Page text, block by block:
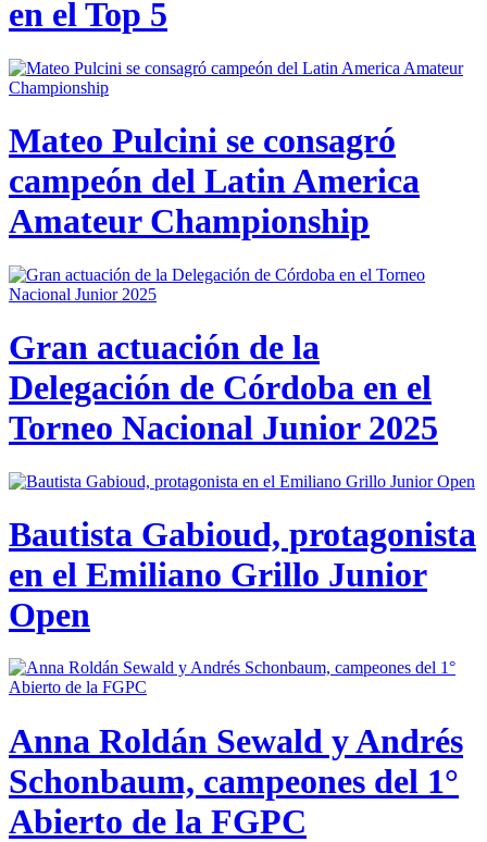
en el Top 5
Mateo Pulcini se consagró
campeón del Latin America
Amateur Championship
Gran actuación de la
Delegación de Córdoba en el
Torneo Nacional Junior 2025
Bautista Gabioud, protagonista
en el Emiliano Grillo Junior
Open
Anna Roldán Sewald y Andrés
Schonbaum, campeones del 1°
Abierto de la FGPC